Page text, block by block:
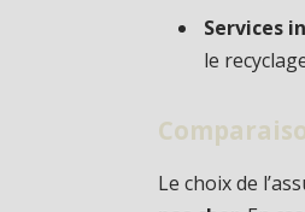
Services
le
Le choix de